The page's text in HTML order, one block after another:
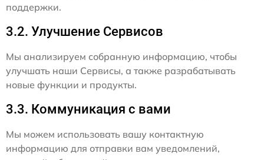
поддержки.
3.2. Улучшение Сервисов
Мы анализируем собранную информацию, чтобы
улучшать наши Сервисы, а также разрабатывать
новые функции и продукты.
3.3. Коммуникация с вами
Мы можем использовать вашу контактную
информацию для отправки вам уведомлений,